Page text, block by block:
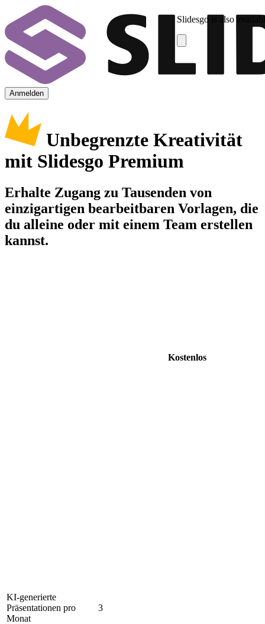
Slidesgo is also
Anmelden
Unbegrenzte Kreativität
mit Slidesgo Premium
Erhalte Zugang zu Tausenden von
einzigartigen bearbeitbaren Vorlagen, die
du alleine oder mit einem Team erstellen
kannst.
Kostenlos
KI-generierte
Präsentationen pro
Monat
3